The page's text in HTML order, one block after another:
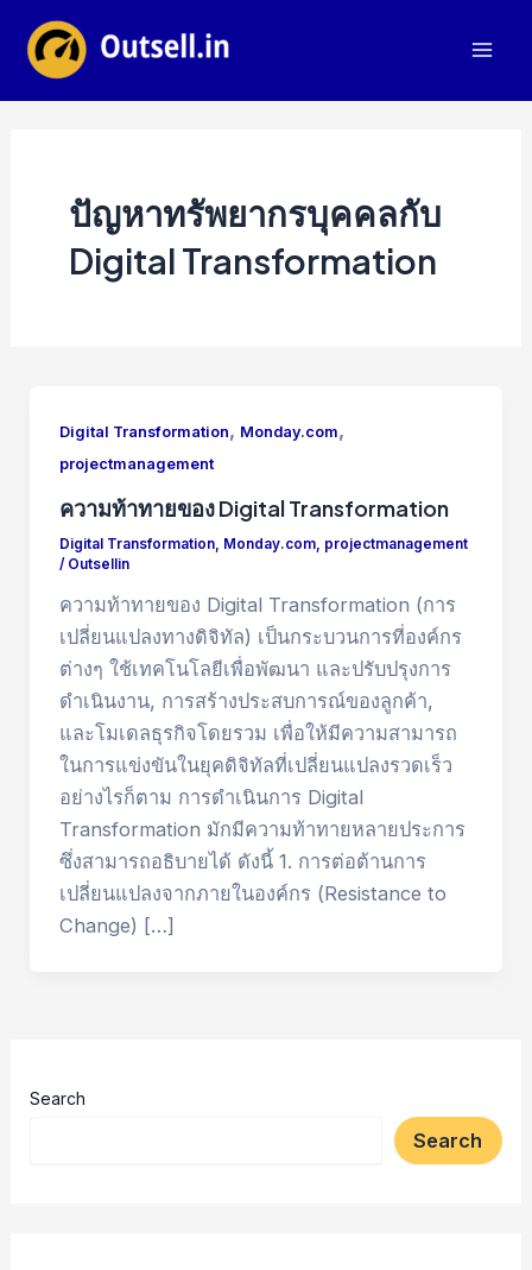
content
ปัญหาทรัพยากรบุคคลกับ
Digital Transformation
Digital Transformation, Monday.com,
projectmanagement
ความท้าทายของ Digital Transformation
Digital Transformation, Monday.com, projectmanagement
/ Outsellin
ความท้าทายของ Digital Transformation (การ
เปลี่ยนแปลงทางดิจิทัล) เป็นกระบวนการที่องค์กร
ต่างๆ ใช้เทคโนโลยีเพื่อพัฒนา และปรับปรุงการ
ดำเนินงาน, การสร้างประสบการณ์ของลูกค้า,
และโมเดลธุรกิจโดยรวม เพื่อให้มีความสามารถ
ในการแข่งขันในยุคดิจิทัลที่เปลี่ยนแปลงรวดเร็ว
อย่างไรก็ตาม การดำเนินการ Digital
Transformation มักมีความท้าทายหลายประการ
ซึ่งสามารถอธิบายได้ ดังนี้ 1. การต่อต้านการ
เปลี่ยนแปลงจากภายในองค์กร (Resistance to
Change) […]
Search
Search